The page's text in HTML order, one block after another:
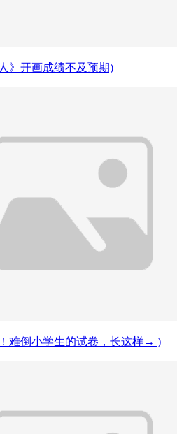
》开画成绩不及预期)
难倒小学生的试卷，长这样→ )